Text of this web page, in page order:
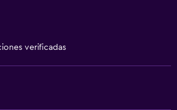
verificadas